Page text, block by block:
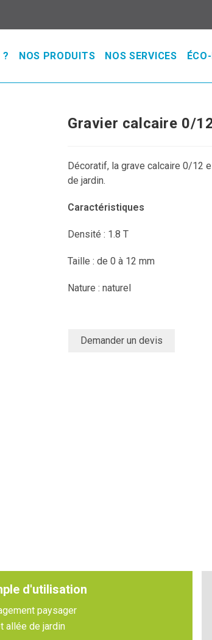
? NOS PRODUITS NOS SERVICES
Gravier calcaire 0/
Décoratif, la grave calcaire 0/12
de jardin.
Caractéristiques
Densité : 1.8 T
Taille : de 0 à 12 mm
Nature : naturel
Demander un devis
d'utilisation
paysager
allée de jardin